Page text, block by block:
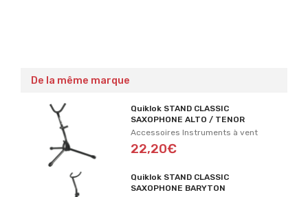
De la même marque
Quiklok STAND CLASSIC
SAXOPHONE ALTO / TENOR
Accessoires Instruments à vent
22,20€
Quiklok STAND CLASSIC
SAXOPHONE BARYTON